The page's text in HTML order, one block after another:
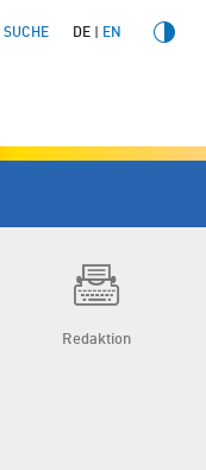
SUCHE DE EN
Redaktion